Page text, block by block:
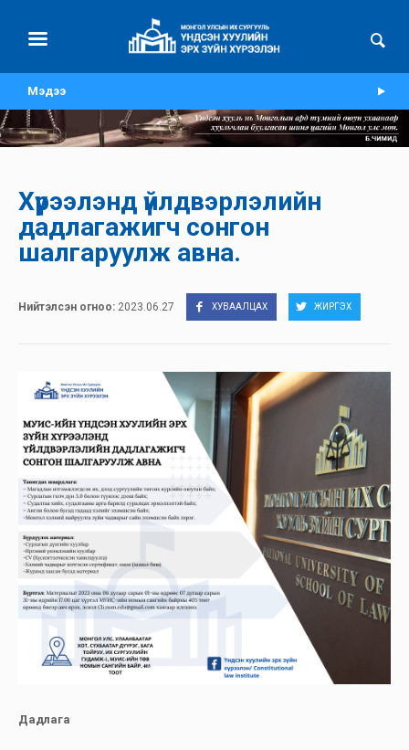
Мэдээ
Хүрээлэнд үйлдвэрлэлийн
дадлагажигч сонгон
шалгаруулж авна.
Нийтэлсэн огноо: 2023.06.27 ХУВААЛЦАХ ЖИРГЭХ
Дадлага